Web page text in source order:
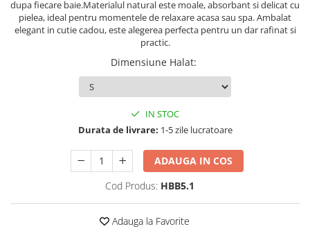
Persoane
Set Lenjerie Pat Blanita Iepure, 6
Piese, Cu Pilota Inclusa
Lenjerii De Pat Premium Collection
Set Lenjerie De Pat, 7 Piese, Cu
Pilota / Cuvertura Inclusa
Set Lenjerie De Pat Jacquard Regal,
11 Piese, Cuvertura Inclusa
Lenjerii De Pat, Finet Premium, 1
Lenjerii De Pat Damasc 1 Persoana
Lenjerii De Pat, Imprimeu 3D, 1
dupa fiecare baie.Materialul natural este moale, absorbant si delicat cu
pielea, ideal pentru momentele de relaxare acasa sau spa. Ambalat
elegant in cutie cadou, este alegerea perfecta pentru un dar rafinat si
practic.
Dimensiune Halat:
IN STOC
Durata de livrare: 1-5 zile lucratoare
ADAUGA IN COS
Cod Produs: HBB5.1
Adauga la Favorite